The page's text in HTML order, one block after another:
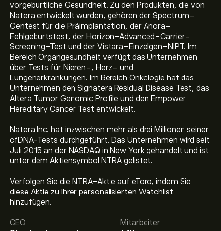
vorgeburtliche Gesundheit. Zu den Produkten, die von
Natera entwickelt wurden, gehören der Spectrum-
Gentest für die Präimplantation, der Anora-
Fehlgeburtstest, der Horizon-Advanced-Carrier-
Screening-Test und der Vistara-Einzelgen-NIPT. Im
Bereich Organgesundheit verfügt das Unternehmen
über Tests für Nieren-, Herz- und
Lungenerkrankungen. Im Bereich Onkologie hat das
Unternehmen den Signatera Residual Disease Test, das
Altera Tumor Genomic Profile und den Empower
Hereditary Cancer Test entwickelt.
Natera Inc. hat inzwischen mehr als drei Millionen seiner
cfDNA-Tests durchgeführt. Das Unternehmen wird seit
Juli 2015 an der NASDAQ in New York gehandelt und ist
unter dem Aktiensymbol NTRA gelistet.
Verfolgen Sie die NTRA-Aktie auf eToro, indem Sie
diese Aktie zu Ihrer personalisierten Watchlist
hinzufügen.
CEO
Mitarbeiter
Aktueller NTRA Aktienkurs liegt bei 322.10‎$‎.
Das durchschnittliche Kursziel für Natera Inc liegt bei